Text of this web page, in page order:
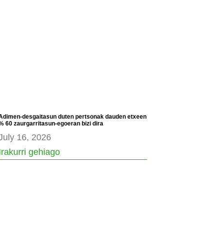
desgaitasun duten pertsonak dauden etxeen
60 zaurgarritasun-egoeran bizi dira
16, 2026
gehiago